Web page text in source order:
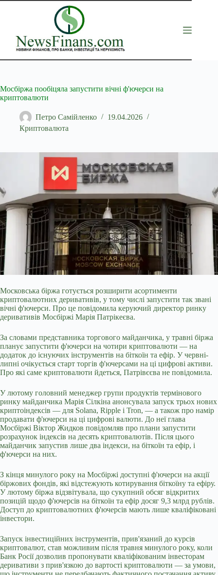
Перейти
Мосбіржа пообіцяла запустити вічні ф'ючерси на
криптовалюти
Петро Самійленко
19.04.2026
Криптовалюта
Московська біржа готується розширити асортименти
криптовалютних деривативів, у тому числі запустити так звані
вічні ф'ючерси. Про це повідомила керуючий директор ринку
деривативів Мосбіржі Марія Патрікеєва.
За словами представника торгового майданчика, у травні біржа
планує запустити ф'ючерси на чотири криптовалюти — на
додаток до існуючих інструментів на біткоїн та ефір. У червні-
липні очікується старт торгів ф'ючерсами на ці цифрові активи.
Про які саме криптовалюти йдеться, Патрівєєва не повідомила.
У лютому головний менеджер групи продуктів термінового
ринку майданчика Марія Сілкіна анонсувала запуск трьох нових
криптоіндексів — для Solana, Ripple і Tron, — а також про намір
продавати ф'ючерси на ці цифрові валюти. До неї глава
Мосбіржі Віктор Жидков повідомляв про плани запустити
розрахунок індексів на десять криптовалютів. Після цього
майданчик запустив лише два індекси, на біткоїн та ефір, і
ф'ючерси на них.
З кінця минулого року на Мосбіржі доступні ф'ючерси на акції
біржових фондів, які відстежують котирування біткоїну та ефіру.
У лютому біржа відзвітувала, що сукупний обсяг відкритих
позицій щодо ф'ючерсів на біткоїн та ефір досяг 9,3 млрд рублів.
Доступ до криптовалютних ф'ючерсів мають лише кваліфіковані
інвестори.
Запуск інвестиційних інструментів, прив'язаний до курсів
криптовалют, став можливим після травня минулого року, коли
Банк Росії дозволив пропонувати кваліфікованим інвесторам
деривативи з прив'язкою до вартості криптовалюти — за умови,